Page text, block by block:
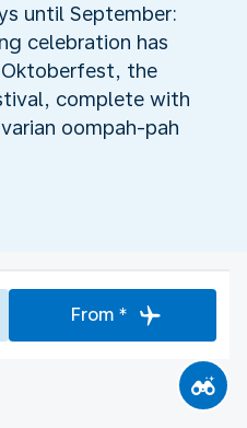
until September:
celebration has
the
complete with
oompah-pah
From *